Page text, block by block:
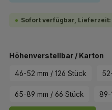
Sofort verfügbar, Lieferzeit:
Höhenverstellbar / Karton
46-52 mm / 126 Stück
65-89 mm / 66 Stück 89-